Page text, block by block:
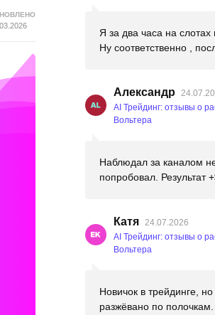
Я за два часа на
Ну соответственно ,
Александр
AI Трейдинг: отзывы о
Вольтера
Наблюдал за каналом
попробовал. Результат
Катя 24.07.2026
AI Трейдинг: отзывы о
Вольтера
Новичок в трейдинге, но
разжёвано по